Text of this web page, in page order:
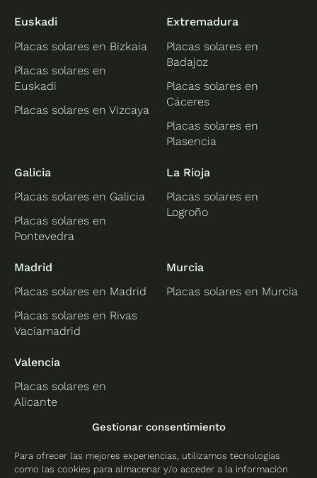
Gestionar consentimiento
Para ofrecer las mejores experiencias, utilizamos tecnologías
como las cookies para almacenar y/o acceder a la información
Euskadi
Placas solares en Bizkaia
Placas solares en
Euskadi
Placas solares en Vizcaya
Extremadura
Placas solares en
Badajoz
Placas solares en
Cáceres
Placas solares en
Plasencia
Galicia
Placas solares en Galicia
Placas solares en
Pontevedra
La Rioja
Placas solares en
Logroño
Madrid
Placas solares en Madrid
Placas solares en Rivas
Vaciamadrid
Murcia
Placas solares en Murcia
Valencia
Placas solares en
Alicante
Placas solares en
Placas solares en